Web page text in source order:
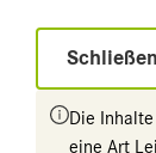
Schließen
Die
eine Art